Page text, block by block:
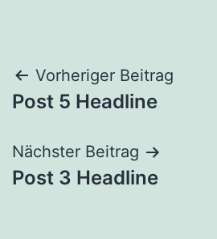
Beitrags-
Navigation
Vorheriger Beitrag
Post 5 Headline
Nächster Beitrag
Post 3 Headline